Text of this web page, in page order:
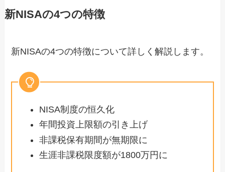
新NISAの4つの特徴
新NISAの4つの特徴について詳しく解説します。
NISA制度の恒久化
年間投資上限額の引き上げ
非課税保有期間が無期限に
生涯非課税限度額が1800万円に